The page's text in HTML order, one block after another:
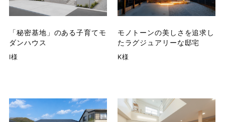
「秘密基地」のある子育てモ
ダンハウス
Ⅰ様
モノトーンの美しさを追求し
たラグジュアリーな邸宅
K様